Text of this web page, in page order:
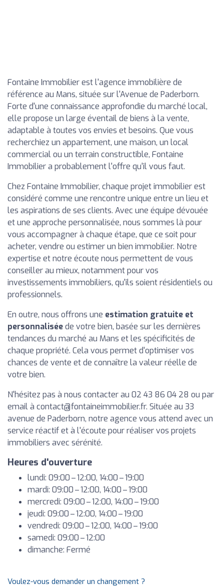
Fontaine Immobilier est l'agence immobilière de
référence au Mans, située sur l'Avenue de Paderborn.
Forte d'une connaissance approfondie du marché local,
elle propose un large éventail de biens à la vente,
adaptable à toutes vos envies et besoins. Que vous
recherchiez un appartement, une maison, un local
commercial ou un terrain constructible, Fontaine
Immobilier a probablement l'offre qu'il vous faut.
Chez Fontaine Immobilier, chaque projet immobilier est
considéré comme une rencontre unique entre un lieu et
les aspirations de ses clients. Avec une équipe dévouée
et une approche personnalisée, nous sommes là pour
vous accompagner à chaque étape, que ce soit pour
acheter, vendre ou estimer un bien immobilier. Notre
expertise et notre écoute nous permettent de vous
conseiller au mieux, notamment pour vos
investissements immobiliers, qu'ils soient résidentiels ou
professionnels.
En outre, nous offrons une estimation gratuite et
personnaliséede votre bien, basée sur les dernières
tendances du marché au Mans et les spécificités de
chaque propriété. Cela vous permet d'optimiser vos
chances de vente et de connaître la valeur réelle de
votre bien.
N'hésitez pas à nous contacter au 02 43 86 04 28 ou par
email à contact@fontaineimmobilier.fr. Située au 33
avenue de Paderborn, notre agence vous attend avec un
service réactif et à l'écoute pour réaliser vos projets
immobiliers avec sérénité.
Heures d'ouverture
lundi: 09:00 – 12:00, 14:00 – 19:00
mardi: 09:00 – 12:00, 14:00 – 19:00
mercredi: 09:00 – 12:00, 14:00 – 19:00
jeudi: 09:00 – 12:00, 14:00 – 19:00
vendredi: 09:00 – 12:00, 14:00 – 19:00
samedi: 09:00 – 12:00
dimanche: Fermé
Voulez-vous demander un changement ?